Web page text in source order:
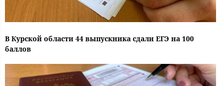
В Курской области 44 выпускника сдали ЕГЭ на 100
баллов